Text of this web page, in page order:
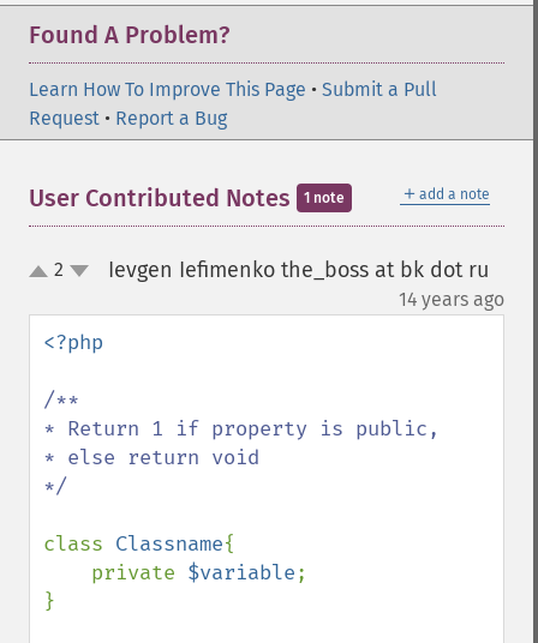
Found A Problem?
Learn How To Improve This Page • Submit a Pull
Request • Report a Bug
＋ add a note
User Contributed Notes 1 note
up2 Ievgen Iefimenko the_boss at bk dot ru
14 years ago
<?php
/**
* Return 1 if property is public,
* else return void
*/
class Classname{
    private
$variable;
}